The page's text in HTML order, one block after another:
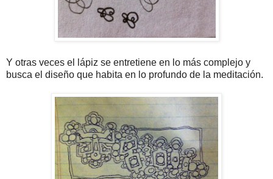
Y otras veces el lápiz se entretiene en lo más complejo y
busca el diseño que habita en lo profundo de la meditación.